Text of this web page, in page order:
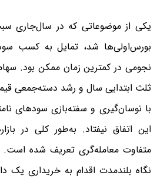
یکی از موضوعاتی که در سال‌جاری
بورس‌اولی‌ها شد، تمایل به کسب
نجومی در کمترین زمان ممکن بود.
ثلث ابتدایی سال و رشد دسته‌جمعی
با نوسان‌گیری و سفته‌بازی سودهای
این اتفاق نیفتاد. به‌طور کلی در
متفاوت معامله‌گری تعریف شده است.
نگاه بلندمدت اقدام به خریداری یک